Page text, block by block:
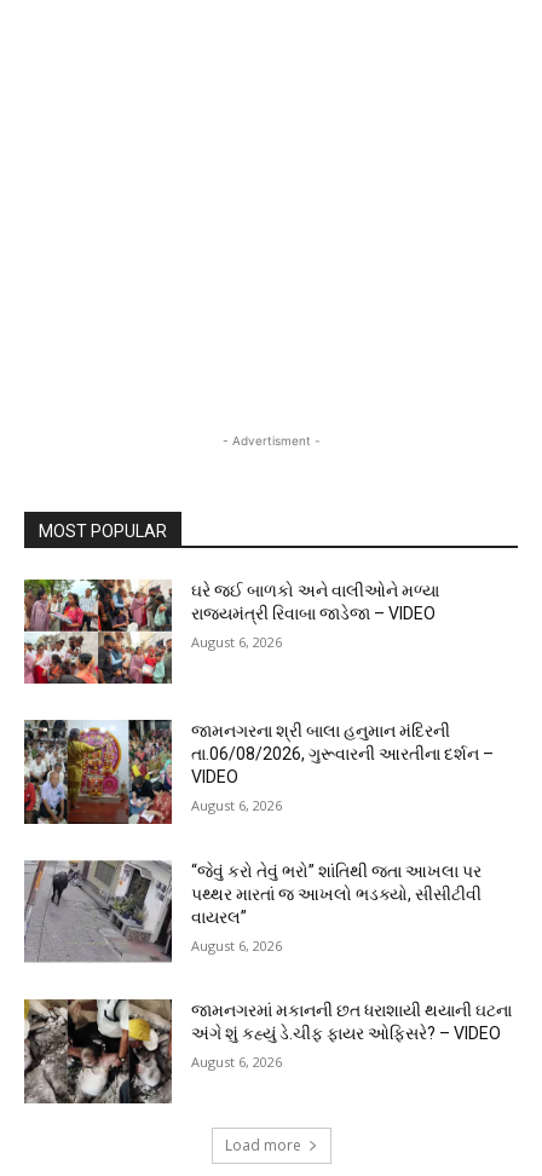
- Advertisment -
MOST POPULAR
ઘરે જઈ બાળકો અને વાલીઓને મળ્યા
રાજ્યમંત્રી રિવાબા જાડેજા – VIDEO
August 6, 2026
જામનગરના શ્રી બાલા હનુમાન મંદિરની
તા.06/08/2026, ગુરૂવારની આરતીના દર્શન –
VIDEO
August 6, 2026
“જેવું કરો તેવું ભરો” શાંતિથી જતા આખલા પર
પથ્થર મારતાં જ આખલો ભડક્યો, સીસીટીવી
વાયરલ”
August 6, 2026
જામનગરમાં મકાનની છત ધરાશાયી થયાની ઘટના
અંગે શું કહ્યું ડે.ચીફ ફાયર ઓફિસરે? – VIDEO
August 6, 2026
Load more